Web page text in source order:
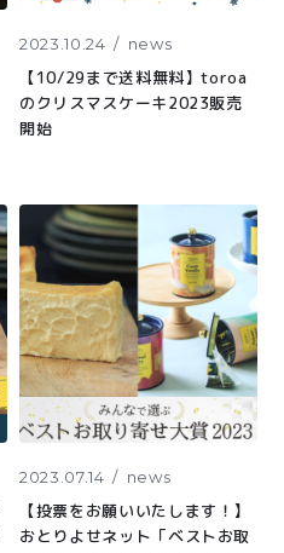
2023.10.24 news
【10/29まで送料無料】toroa
のクリスマスケーキ2023販売
開始
2023.07.14 news
【投票をお願いいたします！】
おとりよせネット「ベストお取